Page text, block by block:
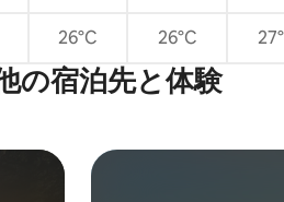
26°C 26°C
の宿⁠泊⁠先と体⁠験